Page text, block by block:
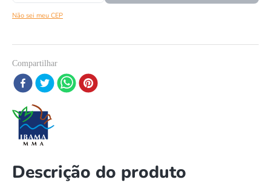
Não sei meu CEP
Compartilhar
Descrição do produto